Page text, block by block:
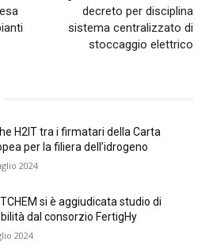
decreto per disciplina
sistema centralizzato di
stoccaggio elettrico
H2IT tra i firmatari della Carta
per la filiera dell’idrogeno
2024
si è aggiudicata studio di
dal consorzio FertigHy
2024